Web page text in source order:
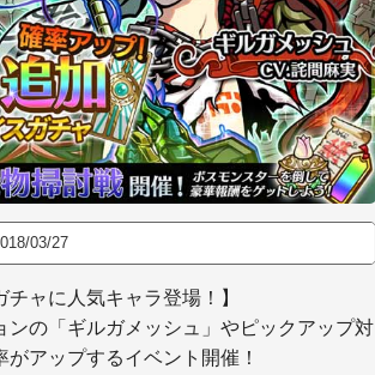
03/27
チャに人気キャラ登場！】
ンの「ギルガメッシュ」やピックアップ対
アップするイベント開催！